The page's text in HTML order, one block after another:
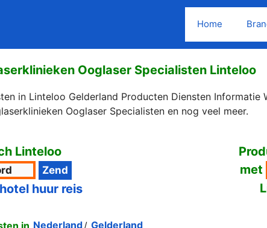
Home
Ooglaser Specialisten Linteloo
in Linteloo Gelderland Producten Diensten Informatie
Ooglaser Specialisten en nog veel meer.
Linteloo
huur reis
met
in Nederland/ Gelderland